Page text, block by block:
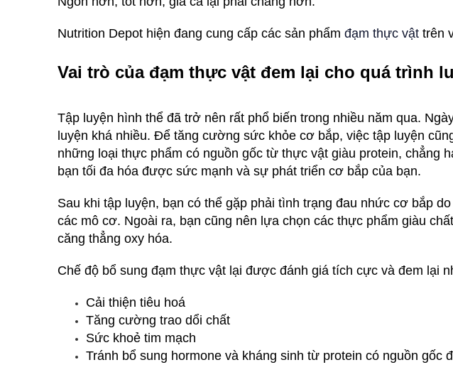
Nutrition Depot hiện đang cung cấp các sản phẩm đạm thực vật trên
Vai trò của đạm thực vật đem lại cho quá trình
Tập luyện hình thể đã trở nên rất phổ biến trong nhiều năm qua.
luyện khá nhiều. Để tăng cường sức khỏe cơ bắp, việc tập luyện
những loại thực phẩm có nguồn gốc từ thực vật giàu protein, chẳng
bạn tối đa hóa được sức mạnh và sự phát triển cơ bắp của bạn.
Sau khi tập luyện, bạn có thể gặp phải tình trạng đau nhức cơ bắp
các mô cơ. Ngoài ra, bạn cũng nên lựa chọn các thực phẩm giàu
căng thẳng oxy hóa.
Chế độ bổ sung đạm thực vật lại được đánh giá tích cực và đem lại
Cải thiện tiêu hoá
Tăng cường trao dổi chất
Sức khoẻ tim mạch
Tránh bổ sung hormone và kháng sinh từ protein có nguồn gốc